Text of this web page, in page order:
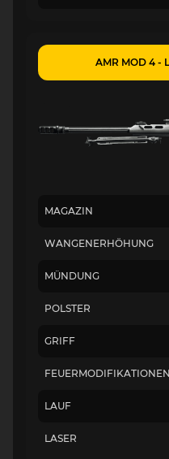
AMR MOD 4 -
MAGAZIN
WANGENERHÖHUNG
MÜNDUNG
POLSTER
GRIFF
FEUERMODIFIKATIONEN
LAUF
LASER